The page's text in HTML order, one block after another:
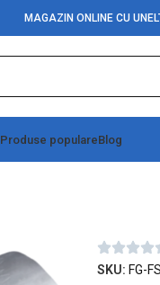
MAGAZIN ONLINE CU
Produse populareBlog
SKU: FG-